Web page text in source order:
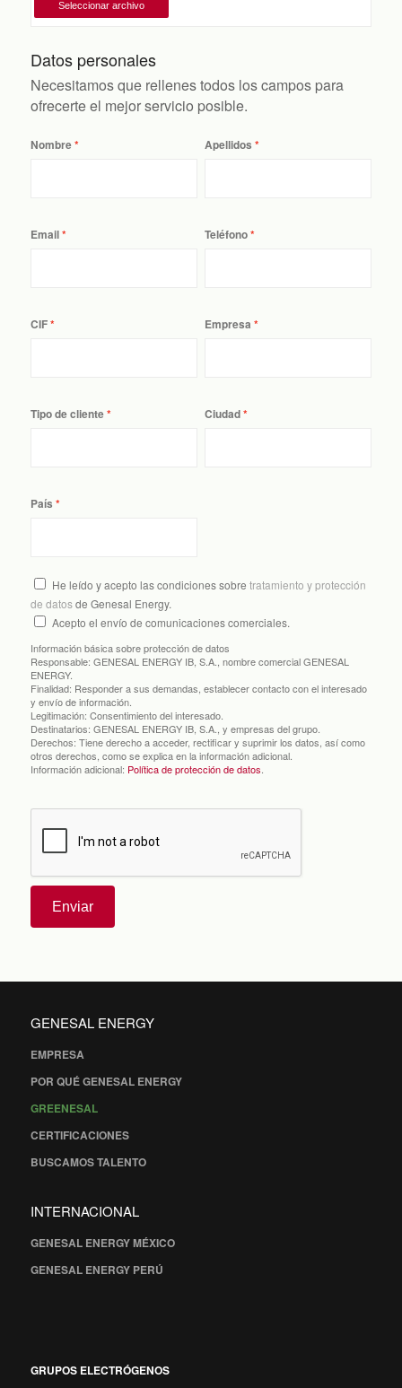
Datos personales
Necesitamos que rellenes todos los campos para
ofrecerte el mejor servicio posible.
Nombre Apellidos
Email Teléfono
CIF Empresa
Tipo de cliente Ciudad
País
He leído y acepto las condiciones sobre tratamiento y protección
de datosde Genesal Energy.
Acepto el envío de comunicaciones comerciales.
Información básica sobre protección de datos
Responsable: GENESAL ENERGY IB, S.A., nombre comercial GENESAL
ENERGY.
Finalidad: Responder a sus demandas, establecer contacto con el interesado
y envío de información.
Legitimación: Consentimiento del interesado.
Destinatarios: GENESAL ENERGY IB, S.A., y empresas del grupo.
Derechos: Tiene derecho a acceder, rectificar y suprimir los datos, así como
otros derechos, como se explica en la información adicional.
Información adicional: Política de protección de datos.
Enviar
GENESAL ENERGY
EMPRESA
POR QUÉ GENESAL ENERGY
GREENESAL
CERTIFICACIONES
BUSCAMOS TALENTO
INTERNACIONAL
GENESAL ENERGY MÉXICO
GENESAL ENERGY PERÚ
GRUPOS ELECTRÓGENOS